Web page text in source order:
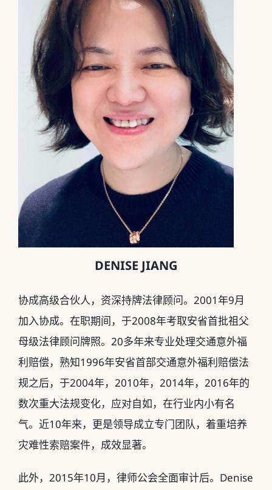
DENISE JIANG
协成高级合伙人，资深持牌法律顾问。2001年9月
加入协成。在职期间，于2008年考取安省首批祖父
母级法律顾问牌照。20多年来专业处理交通意外福
利赔偿，熟知1996年安省首部交通意外福利赔偿法
规之后，于2004年，2010年，2014年，2016年的
数次重大法规变化，应对自如，在行业内小有名
气。近10年来，更是领导成立专门团队，着重培养
灾难性索赔案件，成效显著。
此外，2015年10月，律师公会全面审计后。Denise